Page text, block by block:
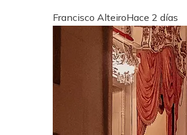
Francisco AlteiroHace 2 días